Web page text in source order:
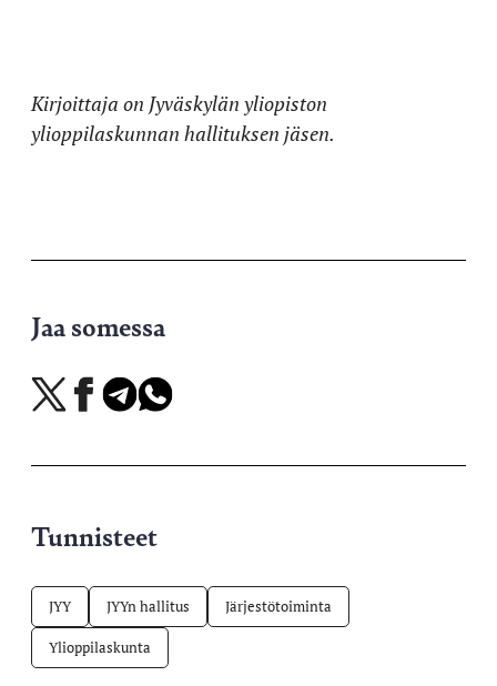
Kirjoittaja on Jyväskylän yliopiston
ylioppilaskunnan hallituksen jäsen.
Jaa somessa
Jaa
X-
Jaa
Facebookissa
Jaa
Telegramissa
Jaa
WhatsAppissa
Tunnisteet
JYY JYYn hallitus Järjestötoiminta
Ylioppilaskunta